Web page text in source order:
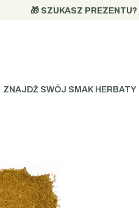
🎁 SZUKASZ PREZENTU?
ZNAJDŹ SWÓJ SMAK HERBATY